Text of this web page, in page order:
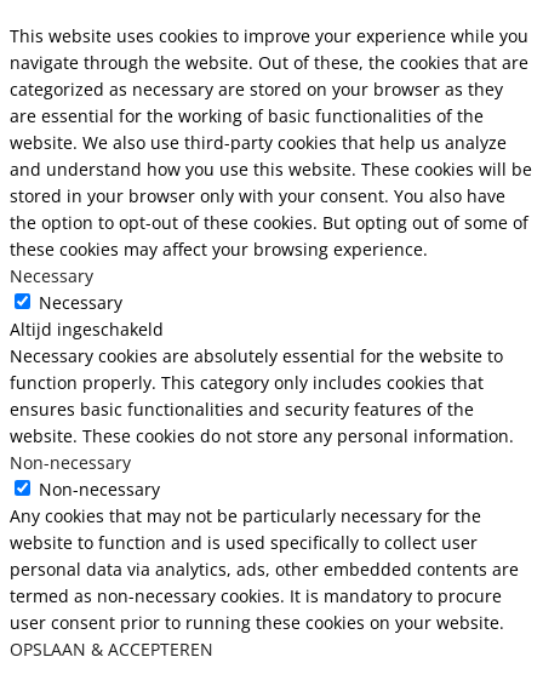
This website uses cookies to improve your experience while you
navigate through the website. Out of these, the cookies that are
categorized as necessary are stored on your browser as they
are essential for the working of basic functionalities of the
website. We also use third-party cookies that help us analyze
and understand how you use this website. These cookies will be
stored in your browser only with your consent. You also have
the option to opt-out of these cookies. But opting out of some of
these cookies may affect your browsing experience.
Necessary
Necessary
Altijd ingeschakeld
Necessary cookies are absolutely essential for the website to
function properly. This category only includes cookies that
ensures basic functionalities and security features of the
website. These cookies do not store any personal information.
Non-necessary
Non-necessary
Any cookies that may not be particularly necessary for the
website to function and is used specifically to collect user
personal data via analytics, ads, other embedded contents are
termed as non-necessary cookies. It is mandatory to procure
user consent prior to running these cookies on your website.
OPSLAAN & ACCEPTEREN